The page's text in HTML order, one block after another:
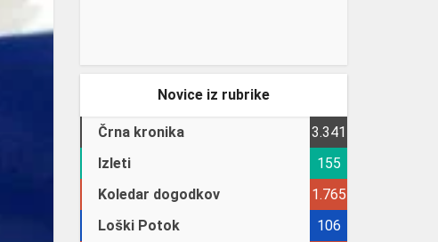
Novice iz rubrike
Črna kronika
3.341
Izleti
155
Koledar dogodkov
1.765
Loški Potok
106